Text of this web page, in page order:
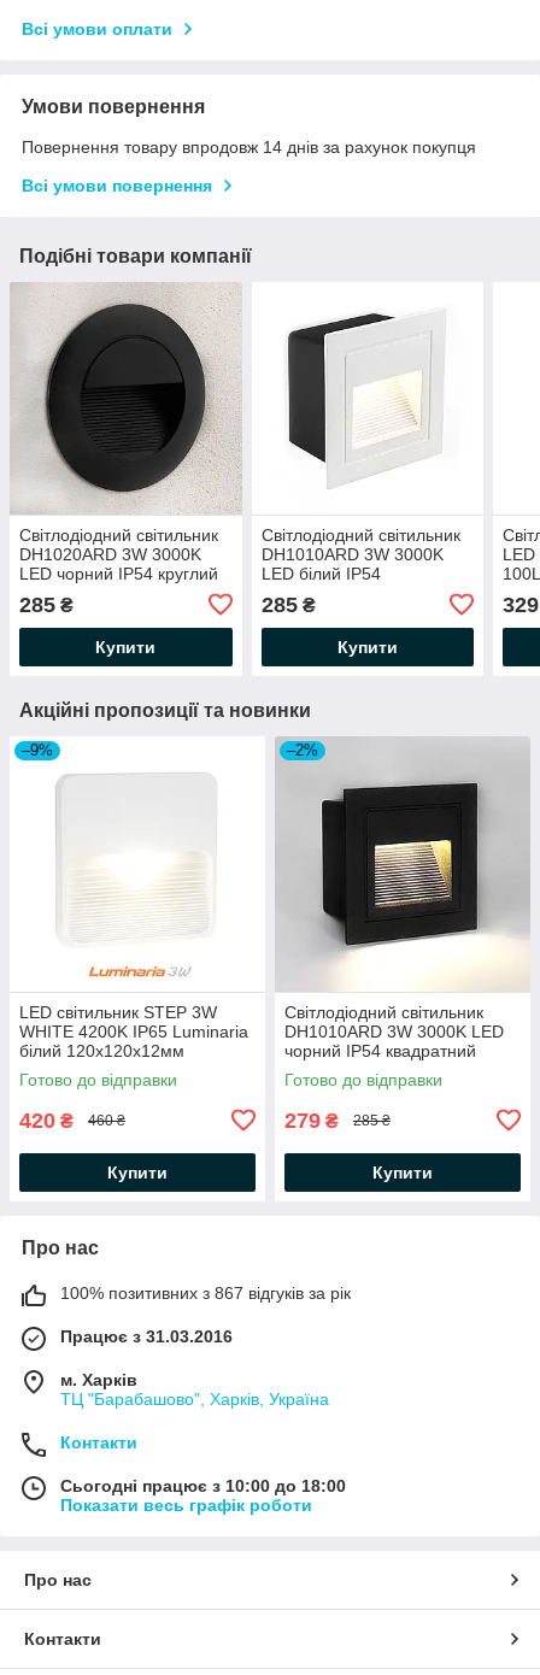
Всі умови оплати
Умови повернення
Повернення товару впродовж 14 днів за рахунок покупця
Всі умови повернення
Подібні товари компанії
Світлодіодний світильник
DH1020ARD 3W 3000K
LED чорний IP54 круглий
підсвітки сходів 230V
30Lm
285 ₴
Купити
Світлодіодний світильник
DH1010ARD 3W 3000K
LED білий IP54
85*85*49мм для підсвітки
сходів 230V 30Lm
285₴
Купити
Акційні пропозиції та новинки
–9%
LED світильник STEP 3W
WHITE 4200K IP65 Luminaria
білий 120x120x12мм
накладний сходовий для
підсвітки сходів
Готово до відправки
420 ₴ 460 ₴
Купити
–2%
Світлодіодний світильник
DH1010ARD 3W 3000K LED
чорний IP54 квадратний
сходовий 85*85*49мм для
підсвітки сходів 230V 30Lm
Готово до відправки
279 ₴ 285 ₴
Купити
Про нас
100% позитивних з 867 відгуків за рік
Працює з 31.03.2016
м. Харків
ТЦ "Барабашово", Харків, Україна
Контакти
Сьогодні працює з 10:00 до 18:00
Показати весь графік роботи
Про нас
Контакти